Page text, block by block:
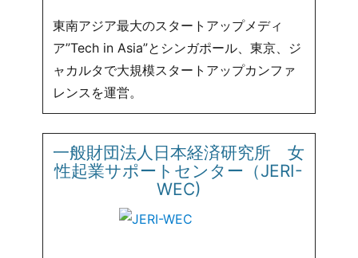
東南アジア最大のスタートアップメディ
ア”Tech in Asia”とシンガポール、東京、ジ
ャカルタで大規模スタートアップカンファ
レンスを運営。
一般財団法人日本経済研究所 女
性起業サポートセンター（JERI-
WEC)